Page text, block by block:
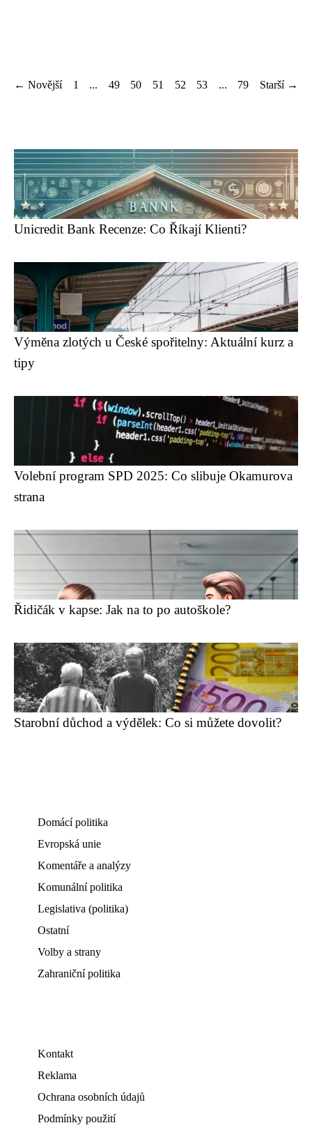
← Novější 1 ... 49 50 51 52 53 ... 79 Starší →
Unicredit Bank Recenze: Co Říkají Klienti?
Výměna zlotých u České spořitelny: Aktuální kurz a
tipy
Volební program SPD 2025: Co slibuje Okamurova
strana
Řidičák v kapse: Jak na to po autoškole?
Starobní důchod a výdělek: Co si můžete dovolit?
Domácí politika
Evropská unie
Komentáře a analýzy
Komunální politika
Legislativa (politika)
Ostatní
Volby a strany
Zahraniční politika
Kontakt
Reklama
Ochrana osobních údajů
Podmínky použití